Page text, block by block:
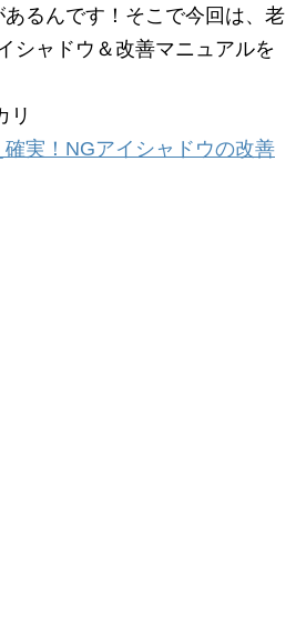
るんです！そこで今回は、老
シャドウ＆改善マニュアルを
リ
実！NGアイシャドウの改善